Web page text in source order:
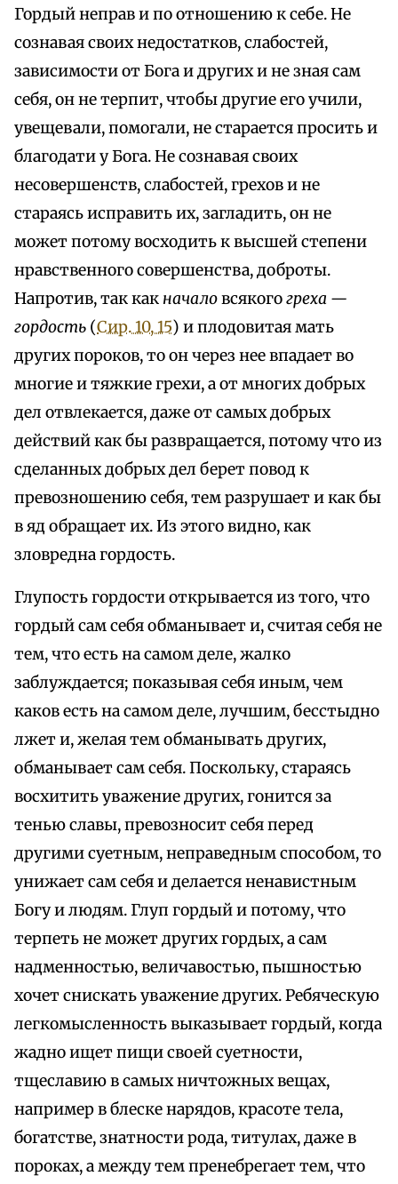
Гордый неправ и по отношению к себе. Не
сознавая своих недостатков, слабостей,
зависимости от Бога и других и не зная сам
себя, он не терпит, чтобы другие его учили,
увещевали, помогали, не старается просить и
благодати у Бога. Не сознавая своих
несовершенств, слабостей, грехов и не
стараясь исправить их, загладить, он не
может потому восходить к высшей степени
нравственного совершенства, доброты.
Напротив, так как началовсякогогреха —
гордость (Сир. 10, 15) и плодовитая мать
других пороков, то он через нее впадает во
многие и тяжкие грехи, а от многих добрых
дел отвлекается, даже от самых добрых
действий как бы развращается, потому что из
сделанных добрых дел берет повод к
превозношению себя, тем разрушает и как бы
в яд обращает их. Из этого видно, как
зловредна гордость.
Глупость гордости открывается из того, что
гордый сам себя обманывает и, считая себя не
тем, что есть на самом деле, жалко
заблуждается; показывая себя иным, чем
каков есть на самом деле, лучшим, бесстыдно
лжет и, желая тем обманывать других,
обманывает сам себя. Поскольку, стараясь
восхитить уважение других, гонится за
тенью славы, превозносит себя перед
другими суетным, неправедным способом, то
унижает сам себя и делается ненавистным
Богу и людям. Глуп гордый и потому, что
терпеть не может других гордых, а сам
надменностью, величавостью, пышностью
хочет снискать уважение других. Ребяческую
легкомысленность выказывает гордый, когда
жадно ищет пищи своей суетности,
тщеславию в самых ничтожных вещах,
например в блеске нарядов, красоте тела,
богатстве, знатности рода, титулах, даже в
пороках, а между тем пренебрегает тем, что